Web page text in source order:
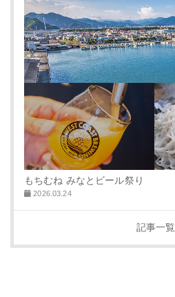
もちむね みなとビール祭り
2026.03.24
記事一覧